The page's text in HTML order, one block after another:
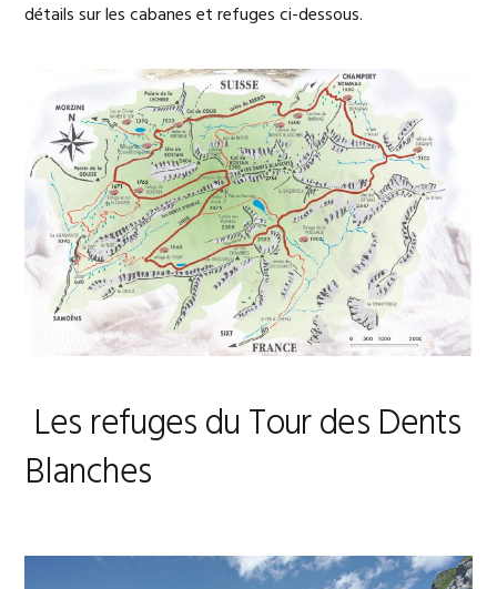
détails sur les cabanes et refuges ci-dessous.
Les refuges du Tour des Dents
Blanches